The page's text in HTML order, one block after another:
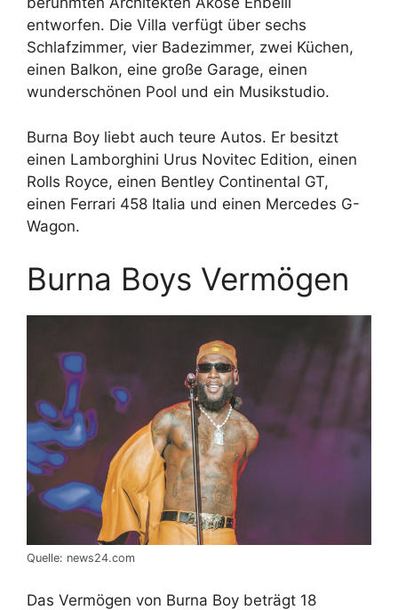
entworfen. Die Villa verfügt über sechs
Schlafzimmer, vier Badezimmer, zwei Küchen,
einen Balkon, eine große Garage, einen
wunderschönen Pool und ein Musikstudio.
Burna Boy liebt auch teure Autos. Er besitzt
einen Lamborghini Urus Novitec Edition, einen
Rolls Royce, einen Bentley Continental GT,
einen Ferrari 458 Italia und einen Mercedes G-
Wagon.
Burna Boys Vermögen
Quelle: news24.com
Das Vermögen von Burna Boy beträgt 18